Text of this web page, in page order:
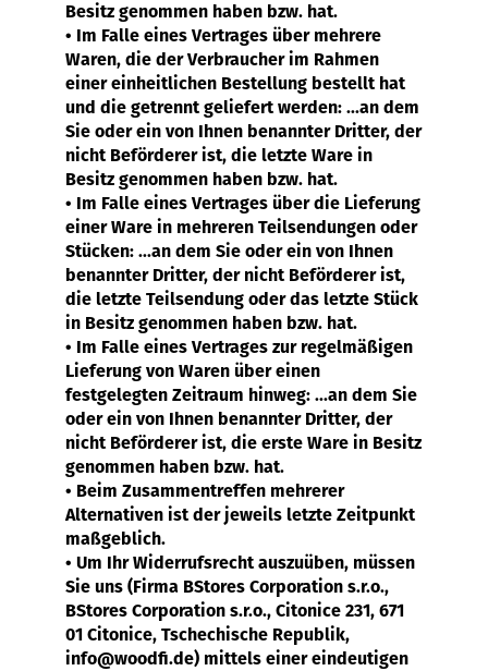
Besitz genommen haben bzw. hat.
• Im Falle eines Vertrages über mehrere
Waren, die der Verbraucher im Rahmen
einer einheitlichen Bestellung bestellt hat
und die getrennt geliefert werden: ...an dem
Sie oder ein von Ihnen benannter Dritter, der
nicht Beförderer ist, die letzte Ware in
Besitz genommen haben bzw. hat.
• Im Falle eines Vertrages über die Lieferung
einer Ware in mehreren Teilsendungen oder
Stücken: ...an dem Sie oder ein von Ihnen
benannter Dritter, der nicht Beförderer ist,
die letzte Teilsendung oder das letzte Stück
in Besitz genommen haben bzw. hat.
• Im Falle eines Vertrages zur regelmäßigen
Lieferung von Waren über einen
festgelegten Zeitraum hinweg: ...an dem Sie
oder ein von Ihnen benannter Dritter, der
nicht Beförderer ist, die erste Ware in Besitz
genommen haben bzw. hat.
• Beim Zusammentreffen mehrerer
Alternativen ist der jeweils letzte Zeitpunkt
maßgeblich.
• Um Ihr Widerrufsrecht auszuüben, müssen
Sie uns (Firma BStores Corporation s.r.o.,
BStores Corporation s.r.o., Citonice 231, 671
01 Citonice, Tschechische Republik,
info@woodfi.de) mittels einer eindeutigen